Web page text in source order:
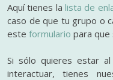
Aquí tienes lalista de
caso de que tu grupo o
este formulario para que
Si sólo quieres estar
interactuar, tienes